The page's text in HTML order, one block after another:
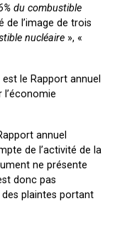
du combustible
de l’image de trois
nucléaire», «
le Rapport annuel
l’économie
annuel
de l’activité de la
ne présente
donc pas
plaintes portant